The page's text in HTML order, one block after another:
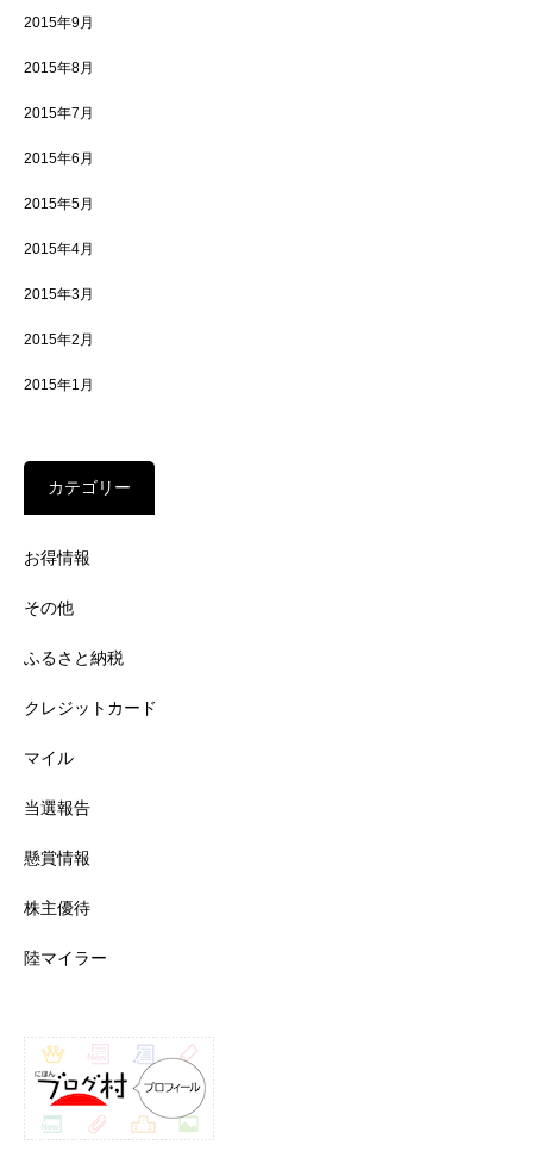
2015年9月
2015年8月
2015年7月
2015年6月
2015年5月
2015年4月
2015年3月
2015年2月
2015年1月
カテゴリー
お得情報
その他
ふるさと納税
クレジットカード
マイル
当選報告
懸賞情報
株主優待
陸マイラー